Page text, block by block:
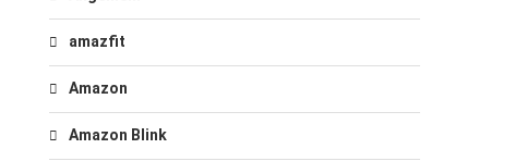
amazfit
Amazon
Amazon Blink